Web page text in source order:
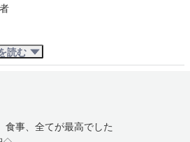
読む
食事、全てが最高でした